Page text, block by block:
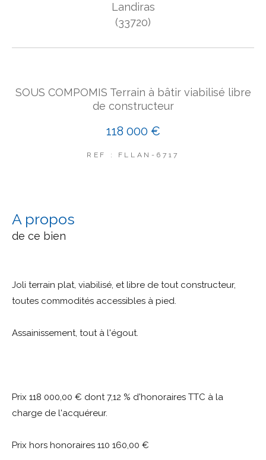
Landiras
(33720)
SOUS COMPOMIS Terrain à bâtir viabilisé libre
de constructeur
118 000 €
REF : FLLAN-6717
a propos
de ce bien
Joli terrain plat, viabilisé, et libre de tout constructeur,
toutes commodités accessibles à pied.
Assainissement, tout à l'égout.
Prix 118 000,00 € dont 7,12 % d'honoraires TTC à la
charge de l'acquéreur.
Prix hors honoraires 110 160,00 €